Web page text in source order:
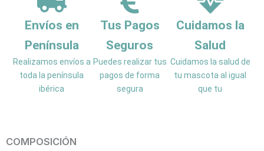
Envíos en
Península
Realizamos envíos a
toda la península
ibérica
Tus Pagos
Seguros
Puedes realizar tus
pagos de forma
segura
Cuidamos la
Salud
Cuidamos la salud de
tu mascota al igual
que tu
COMPOSICIÓN